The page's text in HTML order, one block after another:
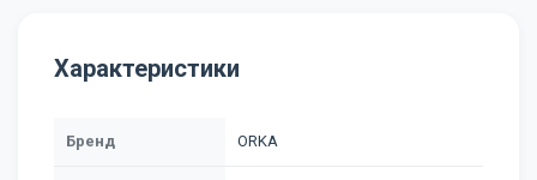
Характеристики
Бренд ORKA